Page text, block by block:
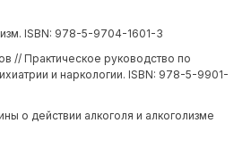
ISBN: 978-5-9704-1601-3
// Практическое руководство по
и наркологии. ISBN: 978-5-9901-
о действии алкоголя и алкоголизме